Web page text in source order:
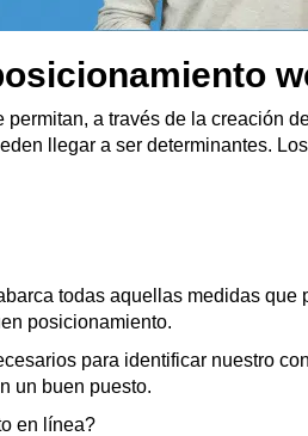
a través de la creación
llegar a ser determinantes.
todas aquellas medidas que
posicionamiento.
para identificar nuestro
un buen puesto.
en línea?